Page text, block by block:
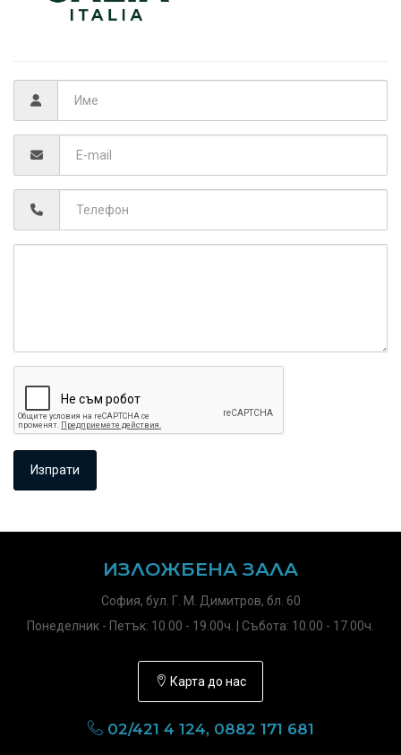
ИЗЛОЖБЕНА ЗАЛА
София, бул. Г. М. Димитров, бл. 60
Понеделник - Петък: 10.00 - 19.00ч. | Събота: 10.00 - 17.00ч.
Карта до нас
02/421 4 124, 0882 171 681